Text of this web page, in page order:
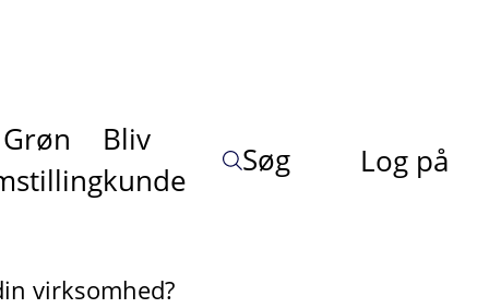
Grøn
Bliv
kunde
Søg Log på
virksomhed?